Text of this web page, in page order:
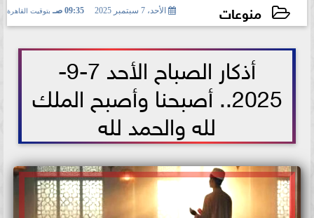
منوعات الأحد، 7 سبتمبر 2025 09:35 صـ بتوقيت القاهرة
أذكار الصباح الأحد 7-9-
2025.. أصبحنا وأصبح الملك
لله والحمد لله